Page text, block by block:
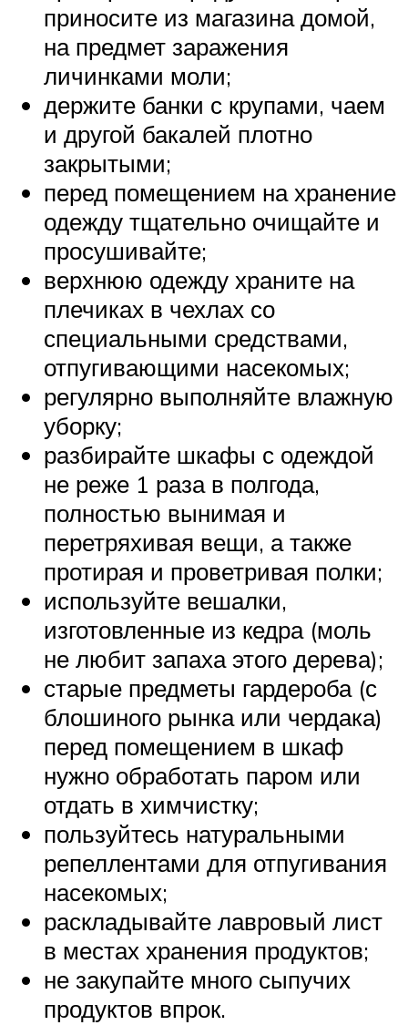
приносите из магазина домой,
на предмет заражения
личинками моли;
держите банки с крупами, чаем
и другой бакалей плотно
закрытыми;
перед помещением на хранение
одежду тщательно очищайте и
просушивайте;
верхнюю одежду храните на
плечиках в чехлах со
специальными средствами,
отпугивающими насекомых;
регулярно выполняйте влажную
уборку;
разбирайте шкафы с одеждой
не реже 1 раза в полгода,
полностью вынимая и
перетряхивая вещи, а также
протирая и проветривая полки;
используйте вешалки,
изготовленные из кедра (моль
не любит запаха этого дерева);
старые предметы гардероба (с
блошиного рынка или чердака)
перед помещением в шкаф
нужно обработать паром или
отдать в химчистку;
пользуйтесь натуральными
репеллентами для отпугивания
насекомых;
раскладывайте лавровый лист
в местах хранения продуктов;
не закупайте много сыпучих
продуктов впрок.